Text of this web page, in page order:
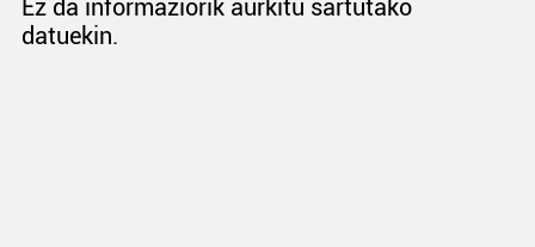
Ez da informaziorik aurkitu sartutako
datuekin.